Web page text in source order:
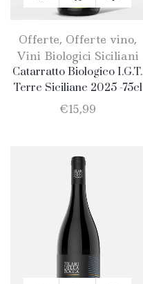
Offerte, Offerte vino,
Vini Biologici Siciliani
Catarratto Biologico I.G.T.
Terre Siciliane 2025 -75cl
€15,99